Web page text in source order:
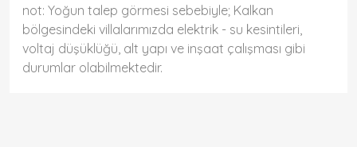
not: Yoğun talep görmesi sebebiyle; Kalkan
bölgesindeki villalarımızda elektrik - su kesintileri,
voltaj düşüklüğü, alt yapı ve inşaat çalışması gibi
durumlar olabilmektedir.